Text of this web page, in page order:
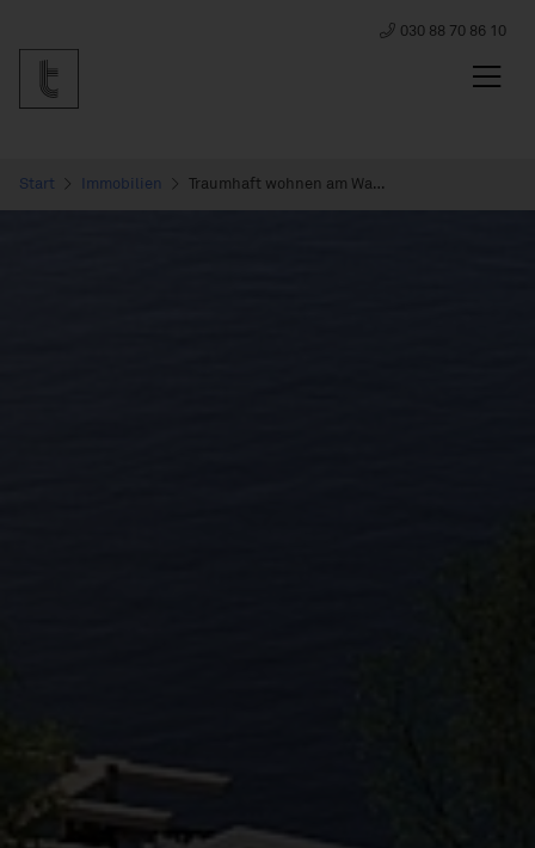
030 88 70 86 10
Start Immobilien Traumhaft wohnen am Wasser - Exklusive 3-Zimmer Wohnung